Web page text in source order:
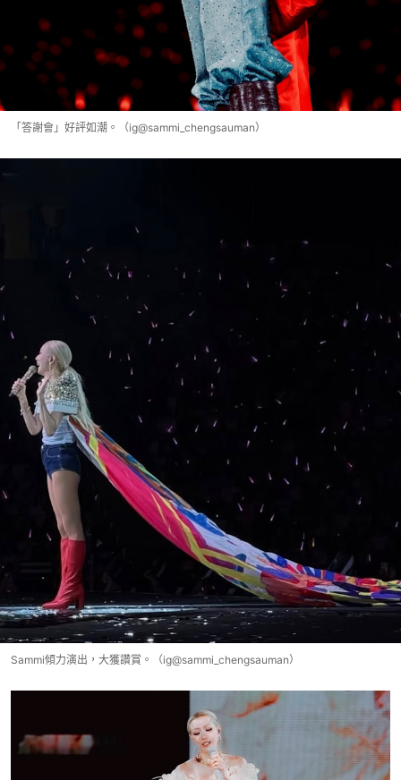
「答謝會」好評如潮。（ig@sammi_chengsauman）
Sammi傾力演出，大獲讚賞。（ig@sammi_chengsauman）